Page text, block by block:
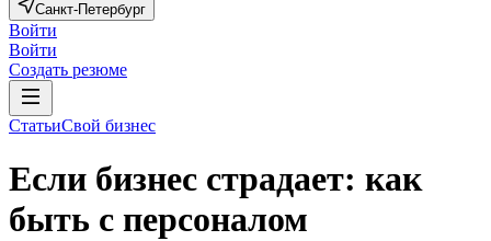
Санкт-Петербург
Войти
Войти
Создать резюме
СтатьиСвой бизнес
Если бизнес страдает: как
быть с персоналом